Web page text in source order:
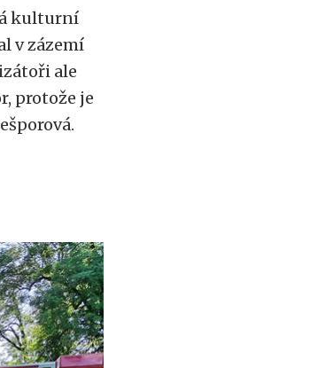
kulturní
v zázemí
ale
protože je